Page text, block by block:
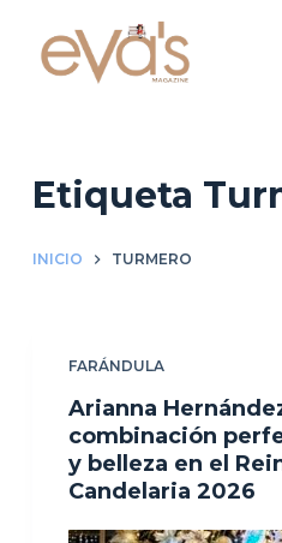
Etiqueta
INICIO TURMERO
FARÁNDULA
Arianna
combinación
y belleza en el
Candelaria 2026